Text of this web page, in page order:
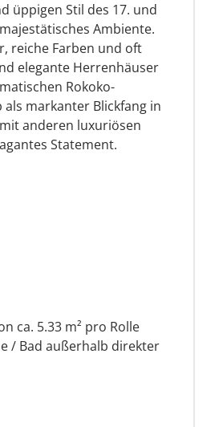
üppigen Stil des 17. und
Ambiente.
reiche Farben und oft
elegante Herrenhäuser
Rokoko-
markanter Blickfang in
anderen luxuriösen
Statement.
ca. 5.33 m² pro Rolle
/ Bad außerhalb direkter